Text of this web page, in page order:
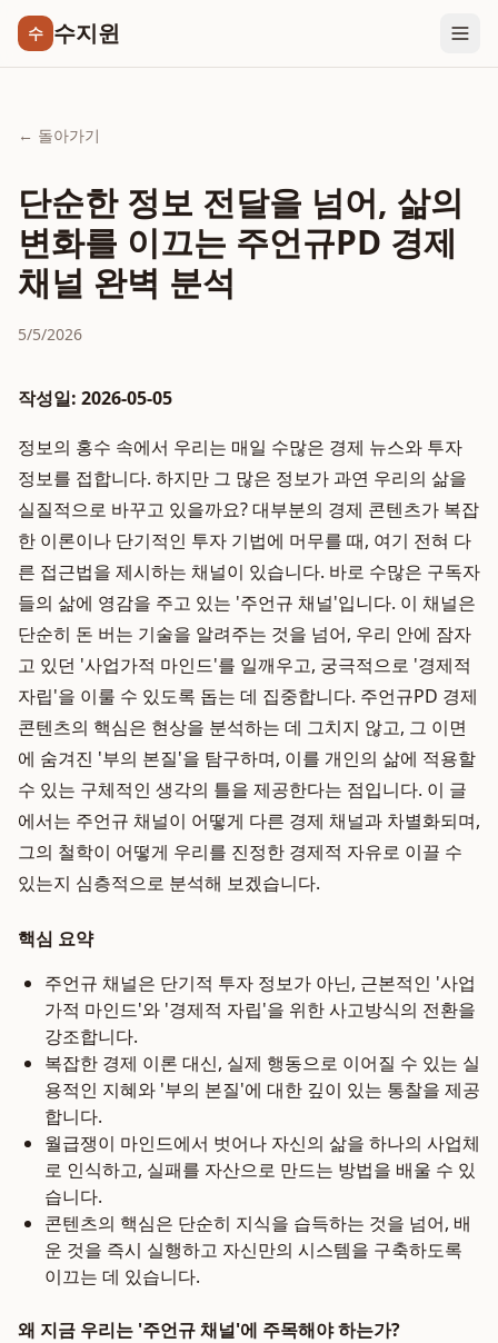
수 수지윈
← 돌아가기
단순한 정보 전달을 넘어, 삶의
변화를 이끄는 주언규PD 경제
채널 완벽 분석
5/5/2026
작성일: 2026-05-05
정보의 홍수 속에서 우리는 매일 수많은 경제 뉴스와 투자
정보를 접합니다. 하지만 그 많은 정보가 과연 우리의 삶을
실질적으로 바꾸고 있을까요? 대부분의 경제 콘텐츠가 복잡
한 이론이나 단기적인 투자 기법에 머무를 때, 여기 전혀 다
른 접근법을 제시하는 채널이 있습니다. 바로 수많은 구독자
들의 삶에 영감을 주고 있는 '주언규 채널'입니다. 이 채널은
단순히 돈 버는 기술을 알려주는 것을 넘어, 우리 안에 잠자
고 있던 '사업가적 마인드'를 일깨우고, 궁극적으로 '경제적
자립'을 이룰 수 있도록 돕는 데 집중합니다. 주언규PD 경제
콘텐츠의 핵심은 현상을 분석하는 데 그치지 않고, 그 이면
에 숨겨진 '부의 본질'을 탐구하며, 이를 개인의 삶에 적용할
수 있는 구체적인 생각의 틀을 제공한다는 점입니다. 이 글
에서는 주언규 채널이 어떻게 다른 경제 채널과 차별화되며,
그의 철학이 어떻게 우리를 진정한 경제적 자유로 이끌 수
있는지 심층적으로 분석해 보겠습니다.
핵심 요약
주언규 채널은 단기적 투자 정보가 아닌, 근본적인 '사업
가적 마인드'와 '경제적 자립'을 위한 사고방식의 전환을
강조합니다.
복잡한 경제 이론 대신, 실제 행동으로 이어질 수 있는 실
용적인 지혜와 '부의 본질'에 대한 깊이 있는 통찰을 제공
합니다.
월급쟁이 마인드에서 벗어나 자신의 삶을 하나의 사업체
로 인식하고, 실패를 자산으로 만드는 방법을 배울 수 있
습니다.
콘텐츠의 핵심은 단순히 지식을 습득하는 것을 넘어, 배
운 것을 즉시 실행하고 자신만의 시스템을 구축하도록
이끄는 데 있습니다.
왜 지금 우리는 '주언규 채널'에 주목해야 하는가?